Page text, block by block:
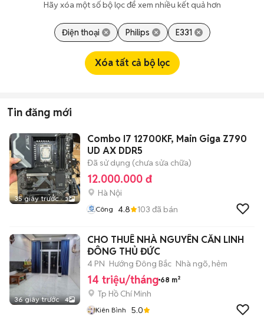
Hãy xóa một số bộ lọc để xem nhiều kết quả hơn
Điện thoại Philips E331
Xóa tất cả bộ lọc
Tin đăng mới
35 giây trước 3
Combo I7 12700KF, Main Giga Z790
UD AX DDR5
Đã sử dụng (chưa sửa chữa)
12.000.000 đ
Hà Nội
Công 4.8 103 đã bán
36 giây trước 4
CHO THUÊ NHÀ NGUYÊN CĂN LINH
ĐÔNG THỦ ĐỨC
4 PN Hướng Đông Bắc Nhà ngõ, hẻm
14 triệu/tháng 68 m²
Tp Hồ Chí Minh
Kiên Bình 5.0